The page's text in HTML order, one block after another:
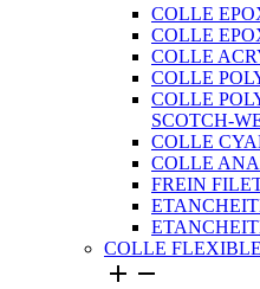
COLLE
COLLE
COLLE
COLLE
COLLE
SCOTCH-
COLLE
COLLE
FREIN
COLLE
 